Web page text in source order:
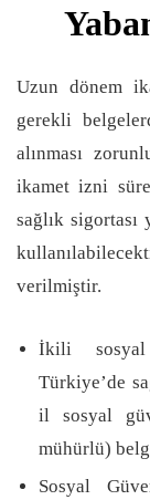
Uzun dönem
gerekli
alınması
ikamet izni
sağlık sigortası
verilmiştir.
İkili sosyal
Türkiye’de
il sosyal
mühürlü)
Sosyal